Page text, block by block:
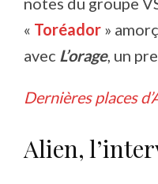
« Toréador »
avec L’orage, un
Dernières places
Alien,